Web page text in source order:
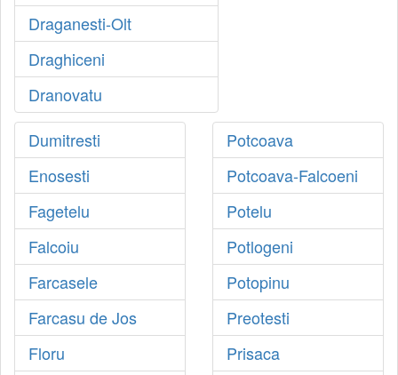
Draganesti-Olt
Draghiceni
Dranovatu
Dumitresti
Enosesti
Fagetelu
Falcoiu
Farcasele
Farcasu de Jos
Floru
Potcoava
Potcoava-Falcoeni
Potelu
Potlogeni
Potopinu
Preotesti
Prisaca